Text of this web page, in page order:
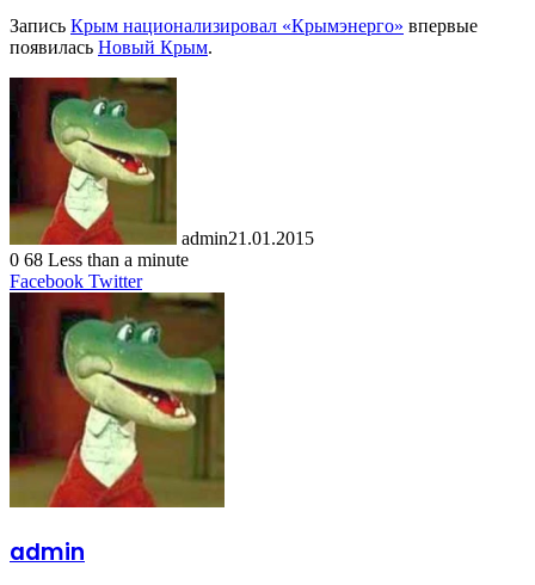
Запись Крым национализировал «Крымэнерго» впервые
появилась Новый Крым.
admin21.01.2015
0 68 Less than a minute
Facebook TwitterLinkedIn
Tumblr
Pinterest
Reddit
VKontakte
Share
via
Email
Print
admin